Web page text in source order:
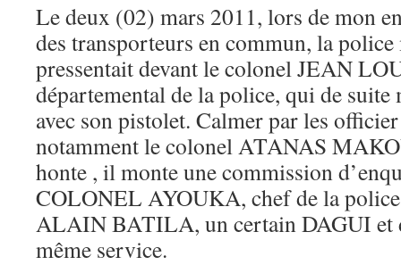
Le deux (02) mars 2011, lors de mon
des transporteurs en commun, la
pressentait devant le colonel JEAN
départemental de la police, qui de suite
avec son pistolet. Calmer par les
notamment le colonel ATANAS
honte , il monte une commission
COLONEL AYOUKA, chef de la
ALAIN BATILA, un certain DAGUI et
même service.